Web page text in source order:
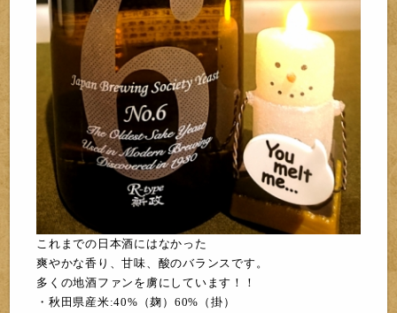
こ れまでの日 本酒にはなかった
爽やかな香り、甘味、酸のバランスです。
多くの地酒ファンを虜にしています！！
・秋田県産米:40%（麹）60%（掛）